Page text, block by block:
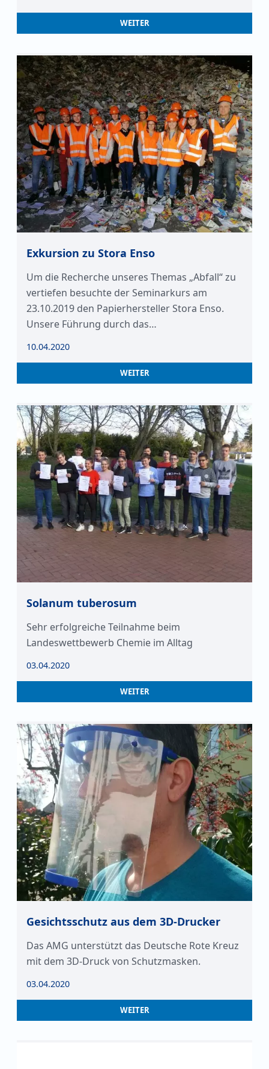
WEITER
Exkursion zu Stora Enso
Um die Recherche unseres Themas „Abfall“ zu
vertiefen besuchte der Seminarkurs am
23.10.2019 den Papierhersteller Stora Enso.
Unsere Führung durch das…
10.04.2020
WEITER
Solanum tuberosum
Sehr erfolgreiche Teilnahme beim
Landeswettbewerb Chemie im Alltag
03.04.2020
WEITER
Gesichtsschutz aus dem 3D-Drucker
Das AMG unterstützt das Deutsche Rote Kreuz
mit dem 3D-Druck von Schutzmasken.
03.04.2020
WEITER